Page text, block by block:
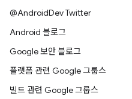
@AndroidDev Twitter
Android 블로그
Google 보안 블로그
플랫폼 관련 Google 그룹스
빌드 관련 Google 그룹스